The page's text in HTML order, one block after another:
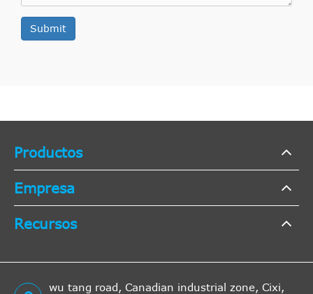
Submit
Productos
Empresa
Recursos
wu tang road, Canadian industrial zone, Cixi,